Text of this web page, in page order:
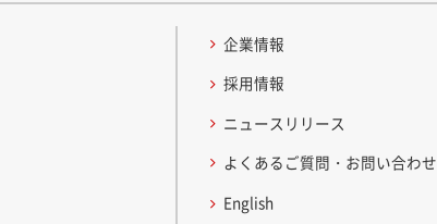
企業情報
採用情報
ニュースリリース
よくあるご質問・お問い合わせ
English